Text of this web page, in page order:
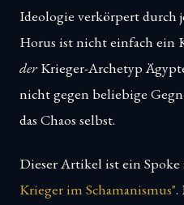
Ideologie verkörpert durch
Horus ist nicht einfach ein
derKrieger-Archetyp
nicht gegen beliebige
das Chaos selbst.
Dieser Artikel ist ein
Krieger im Schamanismus".